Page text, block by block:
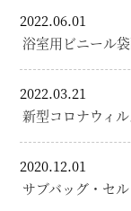
2022.06.01
浴室用ビニール
2022.03.21
新型コロナウィ
2020.12.01
サブバッグ・セ